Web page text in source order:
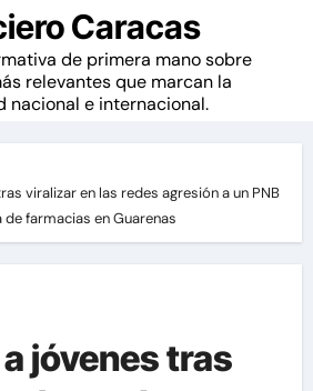
Caracas
de primera mano sobre
relevantes que marcan la
nacional e internacional.
viralizar en las redes agresión a un PNB
farmacias en Guarenas
jóvenes tras